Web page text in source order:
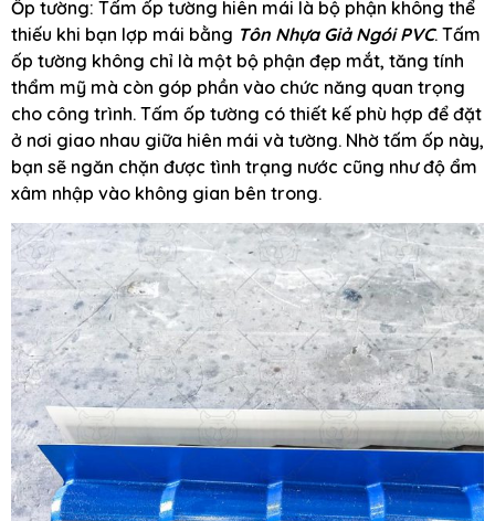
Ốp tường: Tấm ốp tường hiên mái là bộ phận không thể
thiếu khi bạn lợp mái bằng Tôn Nhựa Giả Ngói PVC. Tấm
ốp tường không chỉ là một bộ phận đẹp mắt, tăng tính
thẩm mỹ mà còn góp phần vào chức năng quan trọng
cho công trình. Tấm ốp tường có thiết kế phù hợp để đặt
ở nơi giao nhau giữa hiên mái và tường. Nhờ tấm ốp này,
bạn sẽ ngăn chặn được tình trạng nước cũng như độ ẩm
xâm nhập vào không gian bên trong.